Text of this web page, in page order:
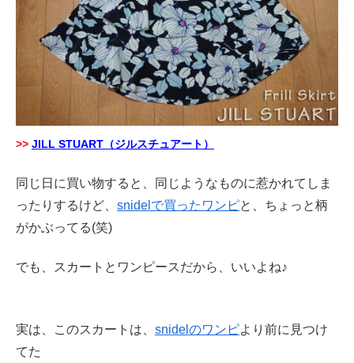
>> JILL STUART（ジルスチュアート）
同じ日に買い物すると、同じようなものに惹かれてしま
ったりするけど、 snidelで買ったワンピと、ちょっと柄
がかぶってる(笑)
でも、スカートとワンピースだから、いいよね♪
実は、このスカートは、 snidelのワンピより前に見つけ
てた